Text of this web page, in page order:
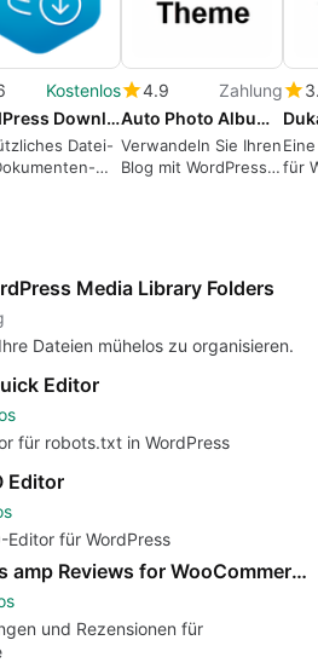
Kostenlos
WordPress Download Manager
Datei-
und
auf Ihrer
4.9
Zahlung
Auto Photo Albums – Wordpress Multi Level Image Grid Gallery
Verwandeln Sie Ihren
Blog mit WordPress
für
Media Library Folders
Dateien mühelos zu organisieren.
Editor
für robots.txt in WordPress
Editor
Editor für WordPress
Feefo Ratings amp Reviews for WooCommerce
und Rezensionen für